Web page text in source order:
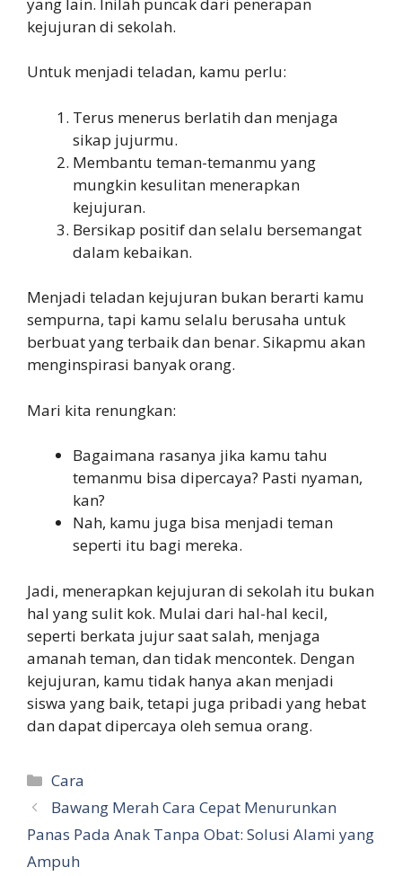
kejujuran di sekolah.
Untuk menjadi teladan, kamu perlu:
Terus menerus berlatih dan menjaga
sikap jujurmu.
Membantu teman-temanmu yang
mungkin kesulitan menerapkan
kejujuran.
Bersikap positif dan selalu bersemangat
dalam kebaikan.
Menjadi teladan kejujuran bukan berarti kamu
sempurna, tapi kamu selalu berusaha untuk
berbuat yang terbaik dan benar. Sikapmu akan
menginspirasi banyak orang.
Mari kita renungkan:
Bagaimana rasanya jika kamu tahu
temanmu bisa dipercaya? Pasti nyaman,
kan?
Nah, kamu juga bisa menjadi teman
seperti itu bagi mereka.
Jadi, menerapkan kejujuran di sekolah itu bukan
hal yang sulit kok. Mulai dari hal-hal kecil,
seperti berkata jujur saat salah, menjaga
amanah teman, dan tidak mencontek. Dengan
kejujuran, kamu tidak hanya akan menjadi
siswa yang baik, tetapi juga pribadi yang hebat
dan dapat dipercaya oleh semua orang.
Categories
Cara
Bawang Merah Cara Cepat Menurunkan
Panas Pada Anak Tanpa Obat: Solusi Alami yang
Ampuh